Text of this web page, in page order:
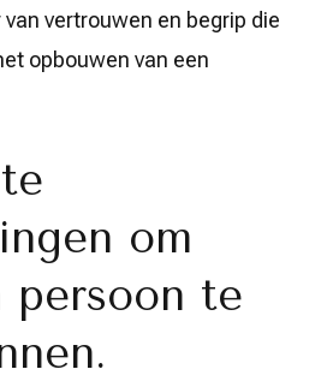
vertrouwen en begrip die
opbouwen van een
om
persoon te